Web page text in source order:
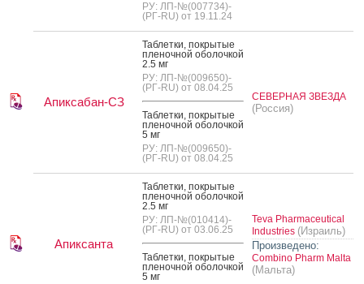
РУ: ЛП-№(007734)-
(РГ-RU) от 19.11.24
Апиксабан-СЗ
Таб­летки, пок­ры­тые
пле­ноч­ной обо­лоч­кой
2.5 мг
РУ: ЛП-№(009650)-
(РГ-RU) от 08.04.25
Таб­летки, пок­ры­тые
пле­ноч­ной обо­лоч­кой
5 мг
РУ: ЛП-№(009650)-
(РГ-RU) от 08.04.25
СЕВЕРНАЯ ЗВЕЗДА
(Россия)
Апиксанта
Таб­летки, пок­ры­тые
пле­ноч­ной обо­лоч­кой
2.5 мг
РУ: ЛП-№(010414)-
(РГ-RU) от 03.06.25
Таб­летки, пок­ры­тые
пле­ноч­ной обо­лоч­кой
5 мг
Teva Pharmaceutical
Industries (Израиль)
Произведено:
Combino Pharm Malta
(Мальта)